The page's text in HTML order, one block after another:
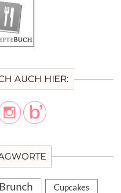
AUCH HIER:
Brunch Cupcakes